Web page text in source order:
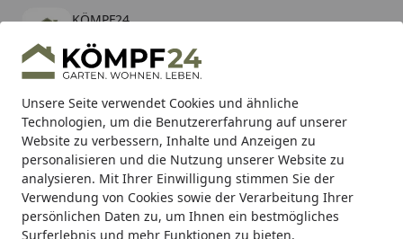
Unsere Seite verwendet Cookies und ähnliche
Technologien, um die Benutzererfahrung auf unserer
Website zu verbessern, Inhalte und Anzeigen zu
personalisieren und die Nutzung unserer Website zu
analysieren. Mit Ihrer Einwilligung stimmen Sie der
Verwendung von Cookies sowie der Verarbeitung Ihrer
persönlichen Daten zu, um Ihnen ein bestmögliches
Surferlebnis und mehr Funktionen zu bieten.
KÖMPF24
kostenlos - Im App Store
Hotline
Alle Produkte
Mein Konto
Suchen
Karibu Pools inkl. gratis Sandfilteranlage & Pool-
Starterset (Gesamtwert bis 468,99€)